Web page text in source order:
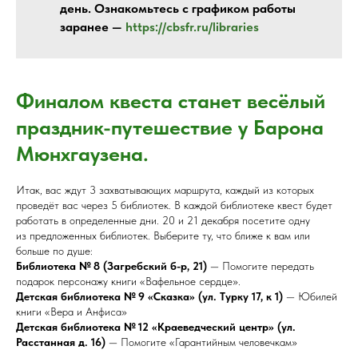
день. Ознакомьтесь с графиком работы
заранее — https://cbsfr.ru/libraries
Финалом квеста станет весёлый
праздник-путешествие у Барона
Мюнхгаузена.
Итак, вас ждут 3 захватывающих маршрута, каждый из которых
проведёт вас через 5 библиотек. В каждой библиотеке квест будет
работать в определенные дни. 20 и 21 декабря посетите одну
из предложенных библиотек. Выберите ту, что ближе к вам или
больше по душе:
Библиотека № 8 (Загребский б-р, 21) — Помогите передать
подарок персонажу книги «Вафельное сердце».
Детская библиотека № 9 «Сказка» (ул. Турку 17, к 1) — Юбилей
книги «Вера и Анфиса»
Детская библиотека № 12 «Краеведческий центр» (ул.
Расстанная д. 16) — Помогите «Гарантийным человечкам»